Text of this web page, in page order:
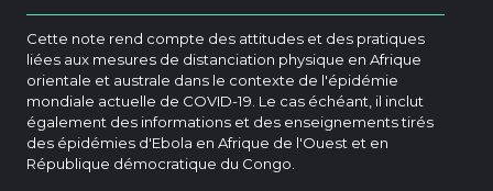
Cette note rend compte des attitudes et des pratiques
liées aux mesures de distanciation physique en Afrique
orientale et australe dans le contexte de l'épidémie
mondiale actuelle de COVID-19. Le cas échéant, il inclut
également des informations et des enseignements tirés
des épidémies d'Ebola en Afrique de l'Ouest et en
République démocratique du Congo.